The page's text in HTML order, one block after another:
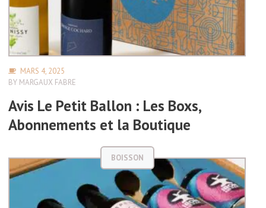
MARS 4, 2025
BY MARGAUX FABRE
Avis Le Petit Ballon : Les Boxs,
Abonnements et la Boutique
BOISSON